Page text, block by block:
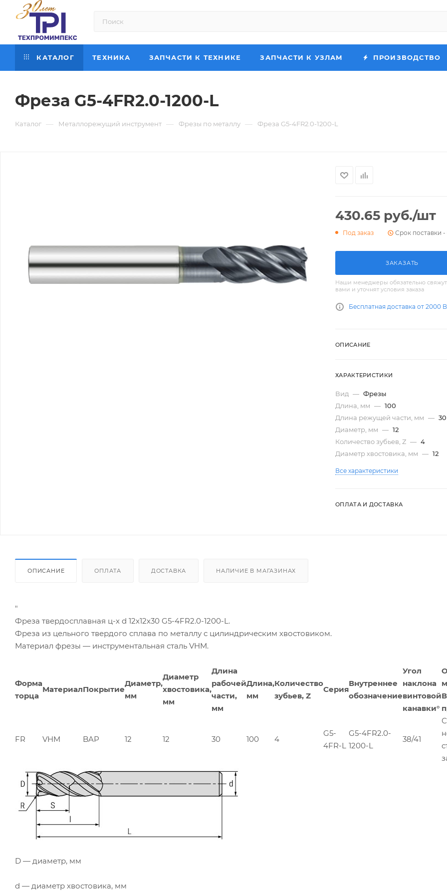
КАТАЛОГ ТЕХНИКА ЗАПЧАСТИ К ТЕХНИКЕ ЗАПЧАСТИ К УЗЛАМ ПРОИЗВОДСТВО
Фреза G5-4FR2.0-1200-L
Каталог — Металлорежущий инструмент — Фрезы по металлу — Фреза G5-4FR2.0-1200-L
430.65 руб./шт
Под заказ Срок поставки -
ЗАКАЗАТЬ
Наши менеджеры обязательно
вами и уточнят условия заказа
Бесплатная доставка от 2000
ОПИСАНИЕ
ХАРАКТЕРИСТИКИ
Вид — Фрезы
Длина, мм — 100
Длина режущей части, мм — 30
Диаметр, мм — 12
Количество зубьев, Z — 4
Диаметр хвостовика, мм — 12
Все характеристики
ОПЛАТА И ДОСТАВКА
ОПИСАНИЕ ОПЛАТА ДОСТАВКА НАЛИЧИЕ В МАГАЗИНАХ
"
Фреза твердосплавная ц-х d 12х12х30 G5-4FR2.0-1200-L.
Фреза из цельного твердого сплава по металлу с цилиндрическим хвостовиком.
Материал фрезы — инструментальная сталь VHM.
Форма
торца
МатериалПокрытие
Диаметр,
мм
Диаметр
хвостовика,
мм
Длина
рабочей
части,
мм
Длина,
мм
Количество
зубьев, Z
Серия
Внутреннее
обозначение
Угол
наклона
винтовой
канавки°
FR VHM BAP 12 12 30 100 4
G5-
4FR-L
G5-4FR2.0-
1200-L
38/41
D — диаметр, мм
d — диаметр хвостовика, мм